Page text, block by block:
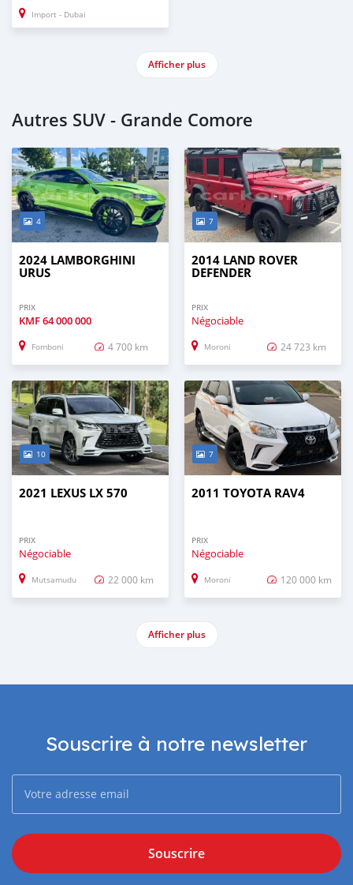
Import - Dubai
Afficher plus
Autres SUV - Grande Comore
4
2024 LAMBORGHINI
URUS
PRIX
KMF64 000 000
Fomboni 4 700 km
7
2014 LAND ROVER
DEFENDER
PRIX
Négociable
Moroni 24 723 km
10
2021 LEXUS LX 570
PRIX
Négociable
Mutsamudu 22 000 km
7
2011 TOYOTA RAV4
PRIX
Négociable
Moroni 120 000 km
Afficher plus
Souscrire à notre newsletter
Souscrire